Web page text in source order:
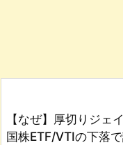
【なぜ】厚切りジェ
国株ETF/VTIの下落